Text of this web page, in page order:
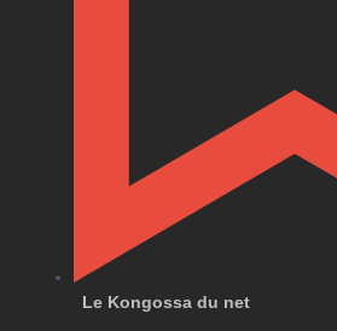
Le Kongossa du net